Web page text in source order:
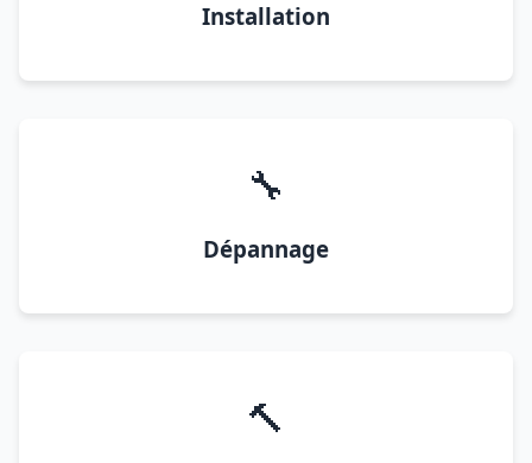
Installation
🔧
Dépannage
🔨